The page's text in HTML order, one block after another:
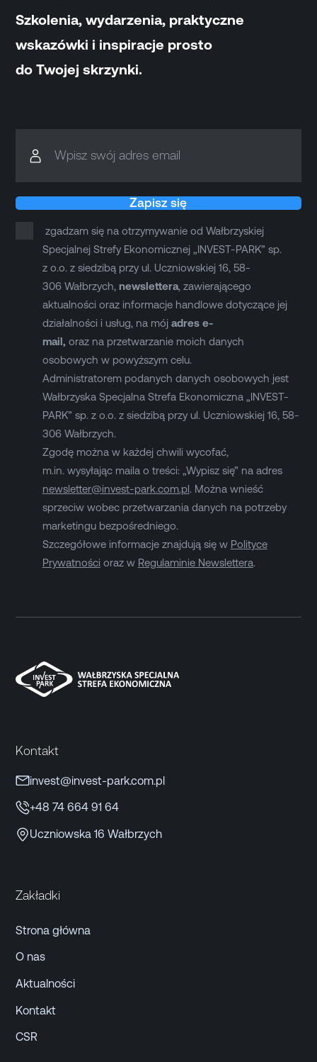
Szkolenia, wydarzenia, praktyczne
wskazówki i inspiracje prosto
do Twojej skrzynki.
Wpisz swój adres email
Zapisz się
zgadzam się na otrzymywanie od Wałbrzyskiej
Specjalnej Strefy Ekonomicznej „INVEST-PARK” sp.
z o.o. z siedzibą przy ul. Uczniowskiej 16, 58-
306 Wałbrzych, newslettera, zawierającego
aktualności oraz informacje handlowe dotyczące jej
działalności i usług, na mój adres e-
mail, oraz na przetwarzanie moich danych
osobowych w powyższym celu.
Administratorem podanych danych osobowych jest
Wałbrzyska Specjalna Strefa Ekonomiczna „INVEST-
PARK” sp. z o.o. z siedzibą przy ul. Uczniowskiej 16, 58-
306 Wałbrzych.
Zgodę można w każdej chwili wycofać,
m.in. wysyłając maila o treści: „Wypisz się” na adres
newsletter@invest-park.com.pl. Można wnieść
sprzeciw wobec przetwarzania danych na potrzeby
marketingu bezpośredniego.
Szczegółowe informacje znajdują się w Polityce
Prywatności oraz w Regulaminie Newslettera.
Kontakt
invest@invest-park.com.pl
+48 74 664 91 64
Uczniowska 16 Wałbrzych
Zakładki
Strona główna
O nas
Aktualności
Kontakt
CSR